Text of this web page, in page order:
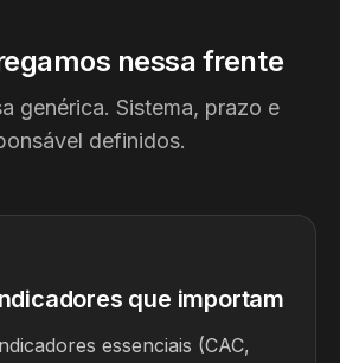
nessa frente
genérica. Sistema, prazo e
definidos.
que importam
essenciais (CAC,